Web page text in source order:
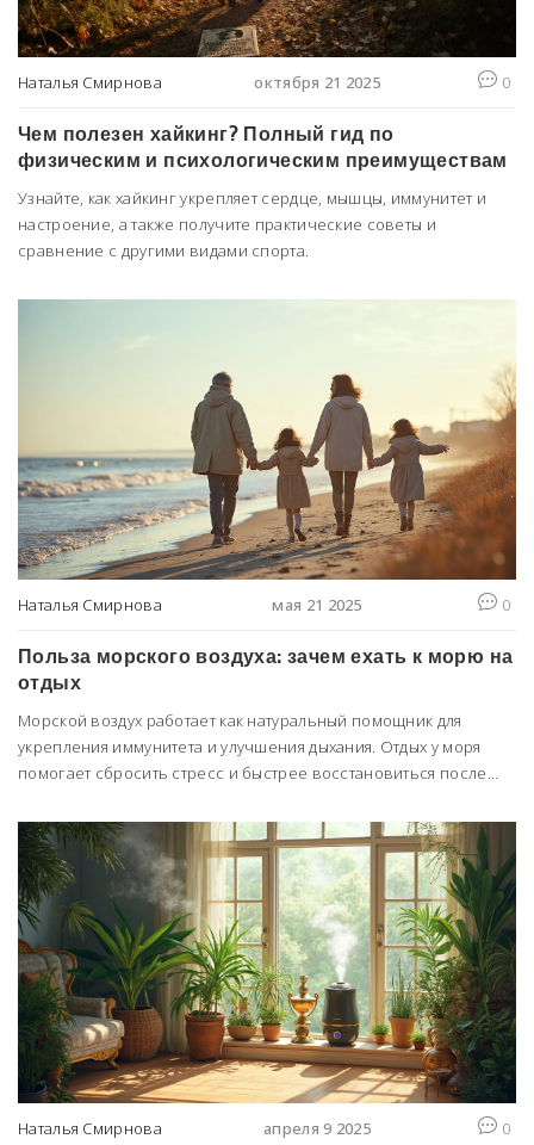
Наталья Смирнова октября 21 2025 0
Чем полезен хайкинг? Полный гид по
физическим и психологическим преимуществам
Узнайте, как хайкинг укрепляет сердце, мышцы, иммунитет и
настроение, а также получите практические советы и
сравнение с другими видами спорта.
Наталья Смирнова мая 21 2025 0
Польза морского воздуха: зачем ехать к морю на
отдых
Морской воздух работает как натуральный помощник для
укрепления иммунитета и улучшения дыхания. Отдых у моря
помогает сбросить стресс и быстрее восстановиться после
морского воздуха, и почему даже краткая прогулка у берега
может так сильно менять самочувствие. В этой статье найдете
объяснения и советы, чтобы получить максимум пользы от
морского климата.
Наталья Смирнова апреля 9 2025 0